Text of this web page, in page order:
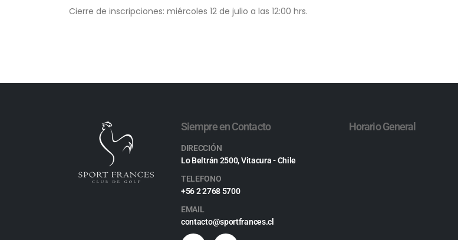
Cierre de inscripciones: miércoles 12 de julio a las 12:00 hrs.
Siempre en Contacto
DIRECCIÓN
Lo Beltrán 2500, Vitacura - Chile
TELEFONO
+56 2 2768 5700
EMAIL
contacto@sportfrances.cl
Horario General